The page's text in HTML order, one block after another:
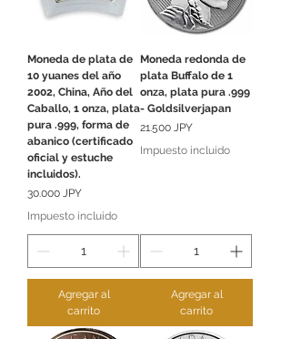
Moneda de plata de
10 yuanes del año
2002, China, Año del
Caballo, 1 onza, plata
pura .999, forma de
abanico (certificado
oficial y estuche
incluidos).
Precio
30.000 JPY
Impuesto incluido
Agregar al
carrito
Moneda redonda de
plata Buffalo de 1
onza, plata pura .999
- Goldsilverjapan
Precio
21.500 JPY
Impuesto incluido
Agregar al
carrito